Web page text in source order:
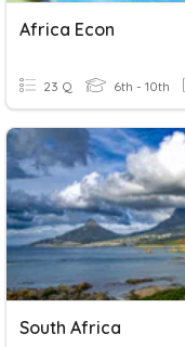
Africa Econ
23 Q 6th - 10th
South Africa